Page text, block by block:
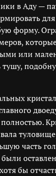
в Аду —
форму.
или
тушу,
часть
были
бы